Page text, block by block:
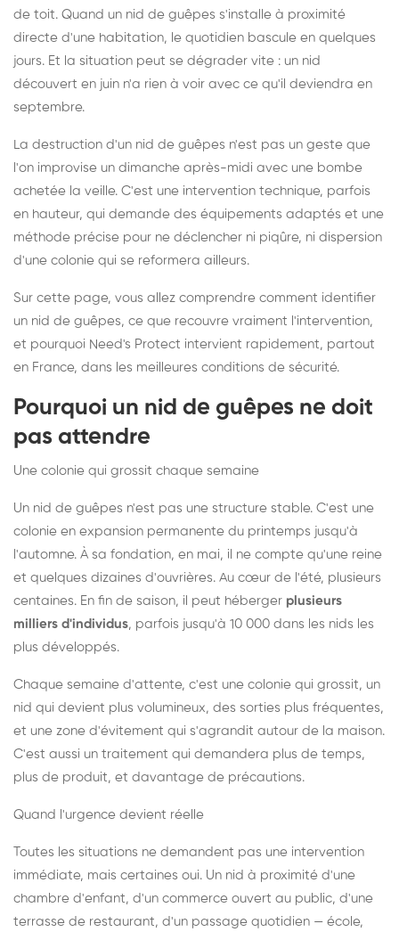
de toit. Quand un nid de guêpes s'installe à proximité
directe d'une habitation, le quotidien bascule en quelques
jours. Et la situation peut se dégrader vite : un nid
découvert en juin n'a rien à voir avec ce qu'il deviendra en
septembre.
La destruction d'un nid de guêpes n'est pas un geste que
l'on improvise un dimanche après-midi avec une bombe
achetée la veille. C'est une intervention technique, parfois
en hauteur, qui demande des équipements adaptés et une
méthode précise pour ne déclencher ni piqûre, ni dispersion
d'une colonie qui se reformera ailleurs.
Sur cette page, vous allez comprendre comment identifier
un nid de guêpes, ce que recouvre vraiment l'intervention,
et pourquoi Need's Protect intervient rapidement, partout
en France, dans les meilleures conditions de sécurité.
Pourquoi un nid de guêpes ne doit
pas attendre
Une colonie qui grossit chaque semaine
Un nid de guêpes n'est pas une structure stable. C'est une
colonie en expansion permanente du printemps jusqu'à
l'automne. À sa fondation, en mai, il ne compte qu'une reine
et quelques dizaines d'ouvrières. Au cœur de l'été, plusieurs
centaines. En fin de saison, il peut héberger plusieurs
milliers d'individus, parfois jusqu'à 10 000 dans les nids les
plus développés.
Chaque semaine d'attente, c'est une colonie qui grossit, un
nid qui devient plus volumineux, des sorties plus fréquentes,
et une zone d'évitement qui s'agrandit autour de la maison.
C'est aussi un traitement qui demandera plus de temps,
plus de produit, et davantage de précautions.
Quand l'urgence devient réelle
Toutes les situations ne demandent pas une intervention
immédiate, mais certaines oui. Un nid à proximité d'une
chambre d'enfant, d'un commerce ouvert au public, d'une
terrasse de restaurant, d'un passage quotidien — école,